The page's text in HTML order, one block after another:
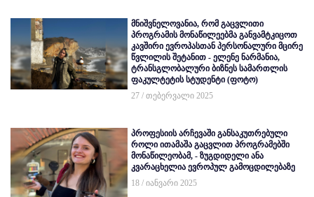
მნიშვნელოვანია, რომ გაცვლითი
პროგრამის მონაწილეებმა განვამტკიცოთ
კავშირი ევროპასთან პერსონალური მცირე
წვლილის შეტანით - ელენე ნარმანია,
ტრანსგლობალური ბიზნეს სამართლის
ფაკულტეტის სტუდენტი (ფოტო)
27 / თებერვალი 2025
პროფესიის არჩევაში განსაკუთრებული
როლი ითამაშა გაცვლით პროგრამებში
მონაწილეობამ, - ზუგდიდელი ანა
კვარაცხელია ევროპულ გამოცდილებაზე
18 / იანვარი 2025